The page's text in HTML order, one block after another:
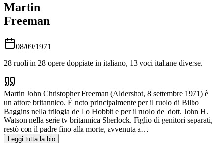
Martin
Freeman
08/09/1971
28 ruoli in 28 opere doppiate in italiano, 13 voci italiane diverse.
Martin John Christopher Freeman (Aldershot, 8 settembre 1971) è
un attore britannico. È noto principalmente per il ruolo di Bilbo
Baggins nella trilogia de Lo Hobbit e per il ruolo del dott. John H.
Watson nella serie tv britannica Sherlock. Figlio di genitori separati,
restò con il padre fino alla morte, avvenuta a…
Leggi tutta la bio